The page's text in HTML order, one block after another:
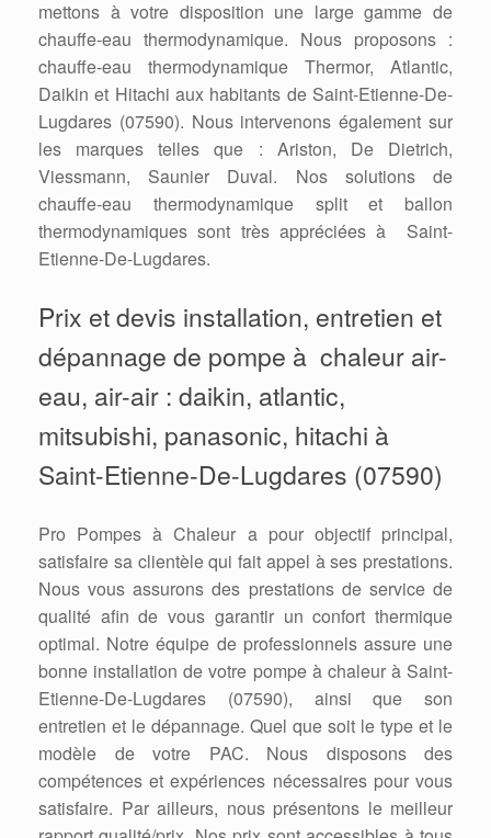
mettons à votre disposition une large gamme de
chauffe-eau thermodynamique. Nous proposons :
chauffe-eau thermodynamique Thermor, Atlantic,
Daikin et Hitachi aux habitants de Saint-Etienne-De-
Lugdares (07590). Nous intervenons également sur
les marques telles que : Ariston, De Dietrich,
Viessmann, Saunier Duval. Nos solutions de
chauffe-eau thermodynamique split et ballon
thermodynamiques sont très appréciées à Saint-
Etienne-De-Lugdares.
Prix et devis installation, entretien et
dépannage de pompe à chaleur air-
eau, air-air : daikin, atlantic,
mitsubishi, panasonic, hitachi à
Saint-Etienne-De-Lugdares (07590)
Pro Pompes à Chaleur a pour objectif principal,
satisfaire sa clientèle qui fait appel à ses prestations.
Nous vous assurons des prestations de service de
qualité afin de vous garantir un confort thermique
optimal. Notre équipe de professionnels assure une
bonne installation de votre pompe à chaleur à Saint-
Etienne-De-Lugdares (07590), ainsi que son
entretien et le dépannage. Quel que soit le type et le
modèle de votre PAC. Nous disposons des
compétences et expériences nécessaires pour vous
satisfaire. Par ailleurs, nous présentons le meilleur